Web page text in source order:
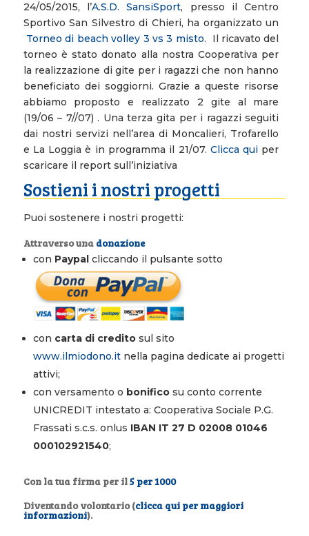
24/05/2015, l’A.S.D. SansiSport, presso il Centro
Sportivo San Silvestro di Chieri, ha organizzato un
Torneo di beach volley 3 vs 3 misto. Il ricavato del
torneo è stato donato alla nostra Cooperativa per
la realizzazione di gite per i ragazzi che non hanno
beneficiato dei soggiorni. Grazie a queste risorse
abbiamo proposto e realizzato 2 gite al mare
(19/06 – 7//07) . Una terza gita per i ragazzi seguiti
dai nostri servizi nell’area di Moncalieri, Trofarello
e La Loggia è in programma il 21/07. Clicca qui per
scaricare il report sull’iniziativa
Sostieni i nostri progetti
Puoi sostenere i nostri progetti:
Attraverso una donazione
con Paypal cliccando il pulsante sotto
con carta di creditosul sito
www.ilmiodono.itnella pagina dedicate ai progetti
attivi;
con versamento o bonificosu conto corrente
UNICREDIT intestato a: Cooperativa Sociale P.G.
Frassati s.c.s. onlus IBAN IT 27 D 02008 01046
000102921540;
Con la tua firma per il5 per 1000
Diventando volontario (clicca qui per maggiori
informazioni).